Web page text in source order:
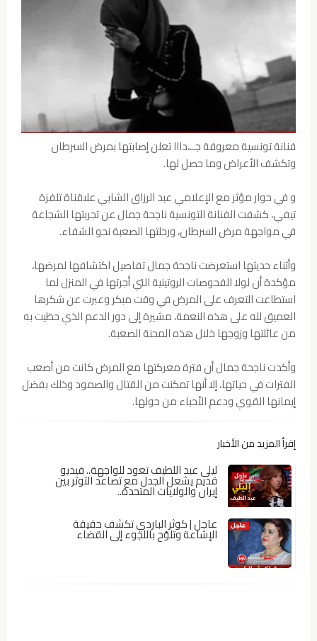
فنانة تونسية معروفة جــ،دااا تعلن إصابتها بمرض السرطان
وتكشف الأعراض وما حصل لها.
و في حوار مؤثر مع الإعلامي عبد الرزاق الشابي علىقناة تلفزة
تيفي، كشفت الفنانة التونسية ناجحة جمال عن تجربتها الشجاعة
في مواجهة مرض السرطان، ورحلتها الصعبة نحو الشفاء.
وأثناء حديثها استعرضت ناجحة جمال تفاصيل اكتشافها لمرضها،
مؤكدة أن لولا الفحوصات الروتينية التي أجرتها في المنزل لما
استطاعت التعرف على المرض في وقت مبكر وعبرت عن شكرها
العميق لله على هذه النعمة، مشيرة إلى دور الدعم الذي حظيت به
من عائلتها وزوجها خلال هذه المحنة الصعبة.
وأكدت ناجحة جمال أن فترة معركتها مع المرض كانت من أصعب
الفترات في حياتها، إلا أنها تمكنت من القتال والصمود وذلك بفضل
إيمانها القوي ودعم الأحباء من حولها.
إقرأ المزيد من الأخبار
ليلى عبد اللطيف تعود للواجهة.. فيديو
قديم يشعل الجدل مع تصاعد التوتر بين
إيران والولايات المتحدة..
عاجل | كوثر الباردي تكشف حقيقة
الإشاعة وتلوّح باللجوء إلى القضاء